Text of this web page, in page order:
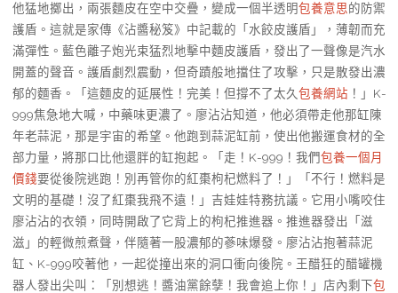
他猛地擲出，兩張麵皮在空中交疊，變成一個半透明包養意思的防禦
護盾。這就是家傳《沾醬秘笈》中記載的「水餃皮護盾」，薄韌而充
滿彈性。藍色離子炮光束猛烈地擊中麵皮護盾，發出了一聲像是汽水
開蓋的聲音。護盾劇烈震動，但奇蹟般地擋住了攻擊，只是散發出濃
郁的麵香。「這麵皮的延展性！完美！但撐不了太久 包養網站 ！」K-
999焦急地大喊，中藥味更濃了。廖沾沾知道，他必須帶走他那缸陳
年老蒜泥，那是宇宙的希望。他跑到蒜泥缸前，使出他搬運食材的全
部力量，將那口比他還胖的缸抱起。「走！K-999！我們包養一個月
價錢要從後院逃跑！別再管你的紅棗枸杞燃料了！」「不行！燃料是
文明的基礎！沒了紅棗我飛不遠！」吉娃娃特務抗議。它用小嘴咬住
廖沾沾的衣領，同時開啟了它背上的枸杞推進器。推進器發出「滋
滋」的輕微煎煮聲，伴隨著一股濃郁的蔘味爆發。廖沾沾抱著蒜泥
缸、K-999咬著他，一起從撞出來的洞口衝向後院。王醋狂的醋罐機
器人發出尖叫：「別想逃！醬油黨餘孽！我會追上你！」店內剩下包